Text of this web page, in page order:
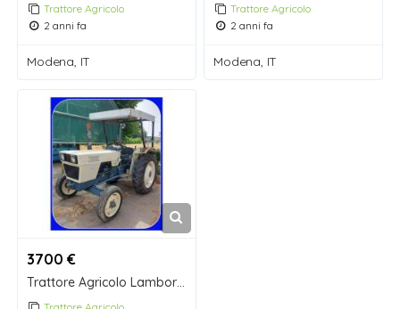
Trattore Agricolo
2 anni fa
Modena, IT
Trattore Agricolo
2 anni fa
Modena, IT
3700 €
Trattore Agricolo Lamborghini R 235 due ruote motrici